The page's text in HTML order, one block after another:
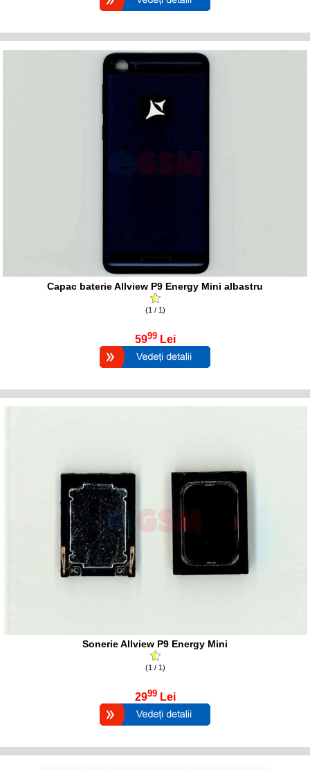
Capac baterie Allview P9 Energy Mini albastru
(1 / 1)
5999 Lei
Sonerie Allview P9 Energy Mini
(1 / 1)
2999 Lei